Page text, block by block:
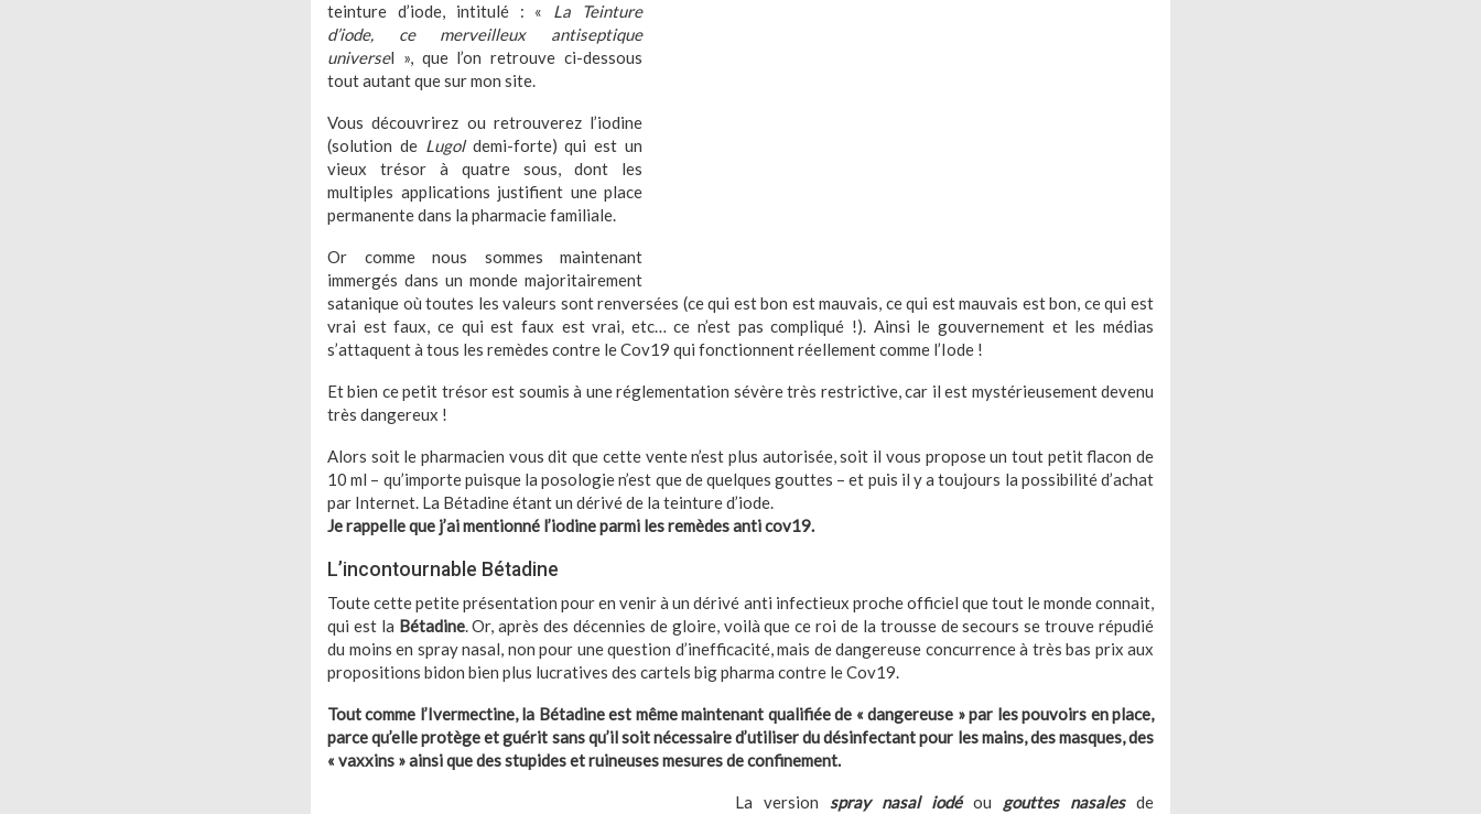
teinture d’iode, intitulé : « La Teinture
d’iode, ce merveilleux antiseptique
universel », que l’on retrouve ci-dessous
tout autant que sur mon site.
Vous découvrirez ou retrouverez l’iodine
(solution de Lugoldemi-forte) qui est un
vieux trésor à quatre sous, dont les
multiples applications justifient une place
permanente dans la pharmacie familiale.
Or comme nous sommes maintenant
immergés dans un monde majoritairement
satanique où toutes les valeurs sont renversées (ce qui est bon est mauvais, ce qui est mauvais est bon, ce qui est
vrai est faux, ce qui est faux est vrai, etc… ce n’est pas compliqué !). Ainsi le gouvernement et les médias
s’attaquent à tous les remèdes contre le Cov19 qui fonctionnent réellement comme l’Iode !
Et bien ce petit trésor est soumis à une réglementation sévère très restrictive, car il est mystérieusement devenu
très dangereux !
Alors soit le pharmacien vous dit que cette vente n’est plus autorisée, soit il vous propose un tout petit flacon de
10 ml – qu’importe puisque la posologie n’est que de quelques gouttes – et puis il y a toujours la possibilité d’achat
par Internet. La Bétadine étant un dérivé de la teinture d’iode.
Je rappelle que j’ai mentionné l’iodine parmi les remèdes anti cov19.
L’incontournable Bétadine
Toute cette petite présentation pour en venir à un dérivé anti infectieux proche officiel que tout le monde connait,
qui est la Bétadine. Or, après des décennies de gloire, voilà que ce roi de la trousse de secours se trouve répudié
du moins en spray nasal, non pour une question d’inefficacité, mais de dangereuse concurrence à très bas prix aux
propositions bidon bien plus lucratives des cartels big pharma contre le Cov19.
Tout comme l’Ivermectine, la Bétadine est même maintenant qualifiée de « dangereuse » par les pouvoirs en place,
parce qu’elle protège et guérit sans qu’il soit nécessaire d’utiliser du désinfectant pour les mains, des masques, des
« vaxxins » ainsi que des stupides et ruineuses mesures de confinement.
La version spray nasal iodéou gouttes nasalesde